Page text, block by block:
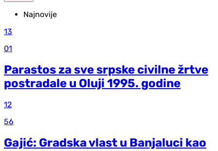
Najnovije
13
01
Parastos za sve srpske civilne žrtve
postradale u Oluji 1995. godine
12
56
Gajić: Gradska vlast u Banjaluci kao